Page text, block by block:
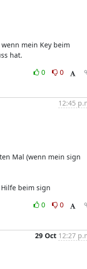
mein Key beim
hat.
0
0
12:45
Mal (wenn mein sign
beim sign
0
0
29 Oct 12:27